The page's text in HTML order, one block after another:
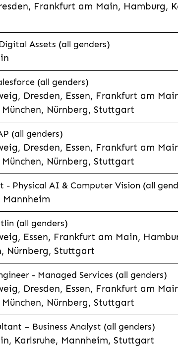
Frankfurt am Main, Hamburg,
Assets (all genders)
(all genders)
Dresden, Essen, Frankfurt am
Nürnberg, Stuttgart
(all genders)
Dresden, Essen, Frankfurt am
Nürnberg, Stuttgart
- Physical AI & Computer Vision (all
Mannheim
(all genders)
Essen, Frankfurt am Main,
Nürnberg, Stuttgart
- Managed Services (all genders)
Dresden, Essen, Frankfurt am
Nürnberg, Stuttgart
– Business Analyst (all genders)
Karlsruhe, Mannheim, Stuttgart